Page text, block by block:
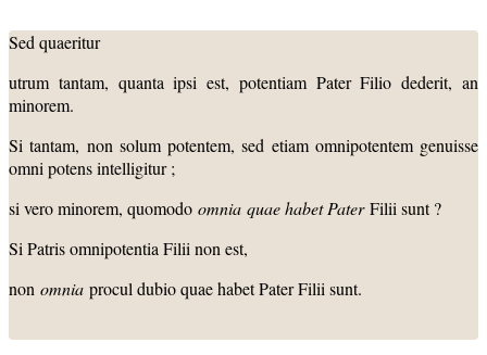
Sed quaeritur
utrum tantam, quanta ipsi est, potentiam Pater Filio dederit, an
minorem.
Si tantam, non solum potentem, sed etiam omnipotentem genuisse
omni­ potens intelligitur ;
si vero minorem, quomodo omnia quae habet PaterFilii sunt ?
Si Patris omnipotentia Filii non est,
non omnia procul dubio quae habet Pater Filii sunt.